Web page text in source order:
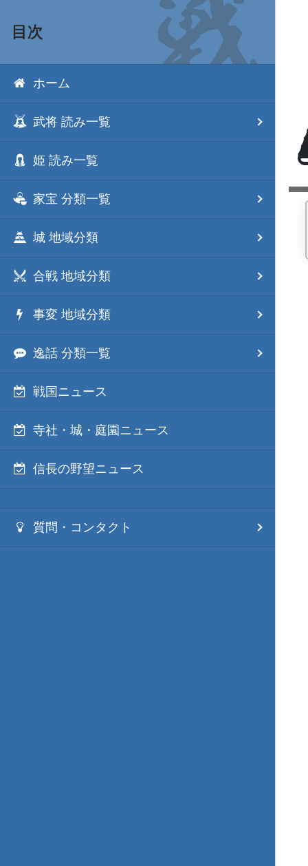
目次
ホーム
武将 読み一覧
姫 読み一覧
家宝 分類一覧
城 地域分類
合戦 地域分類
事変 地域分類
逸話 分類一覧
戦国ニュース
寺社・城・庭園ニュース
信長の野望ニュース
質問・コンタクト